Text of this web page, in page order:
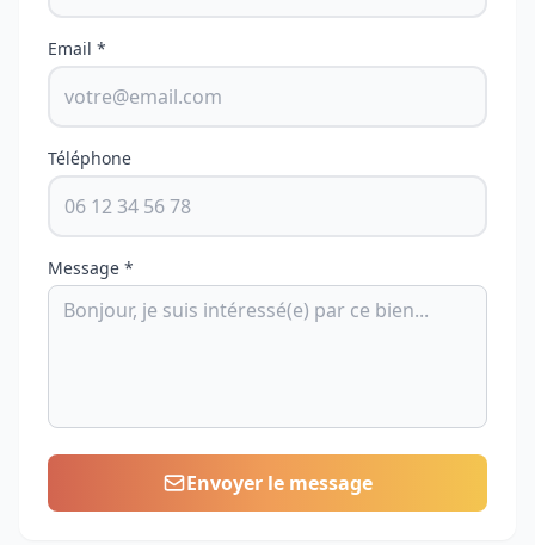
Email *
Téléphone
Message *
Envoyer le message